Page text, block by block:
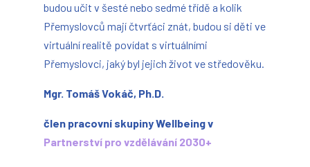
budou učit v šesté nebo sedmé třídě a kolik
Přemyslovců mají čtvrťáci znát, budou si děti ve
virtuální realitě povídat s virtuálními
Přemyslovci, jaký byl jejich život ve středověku.
Mgr. Tomáš Vokáč, Ph.D.
člen pracovní skupiny Wellbeing v
Partnerství pro vzdělávání 2030+